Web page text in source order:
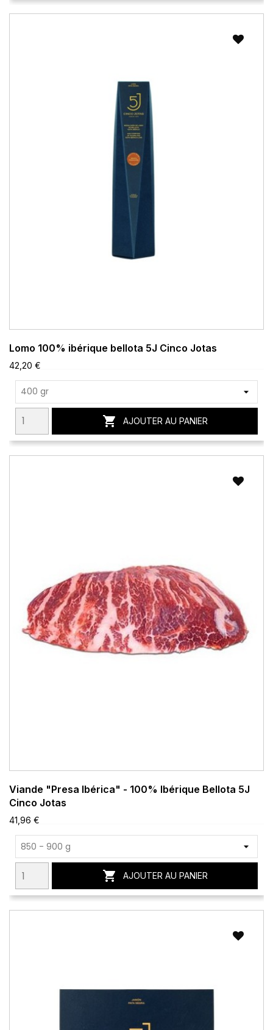
Lomo 100% ibérique bellota 5J Cinco Jotas
42,20 €
 AJOUTER AU PANIER
Viande "Presa Ibérica" - 100% Ibérique Bellota 5J
Cinco Jotas
41,96 €
 AJOUTER AU PANIER